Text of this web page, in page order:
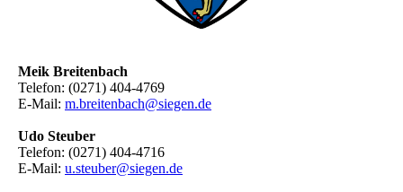
Meik Breitenbach
Telefon: (0271) 404-4769
E-Mail: m.breitenbach@siegen.de
Udo Steuber
Telefon: (0271) 404-4716
E-Mail: u.steuber@siegen.de